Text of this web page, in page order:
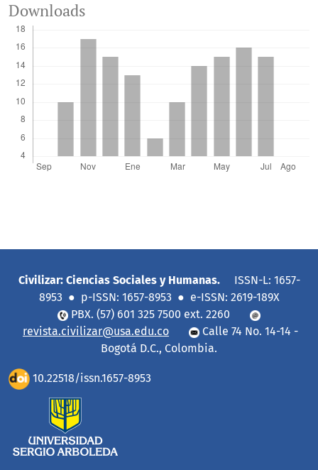
Downloads
Civilizar: Ciencias Sociales y Humanas. ISSN-L: 1657-
8953 ● p-ISSN: 1657-8953 ● e-ISSN: 2619-189X
PBX. (57) 601 325 7500 ext. 2260
revista.civilizar@usa.edu.co
Calle 74 No. 14-14 -
Bogotá D.C., Colombia.
10.22518/issn.1657-8953